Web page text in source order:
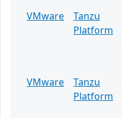
VMware
Tanzu
Platform
VMware
Tanzu
Platform